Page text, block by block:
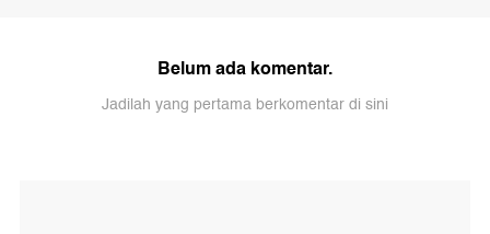
Belum ada komentar.
Jadilah yang pertama berkomentar di sini